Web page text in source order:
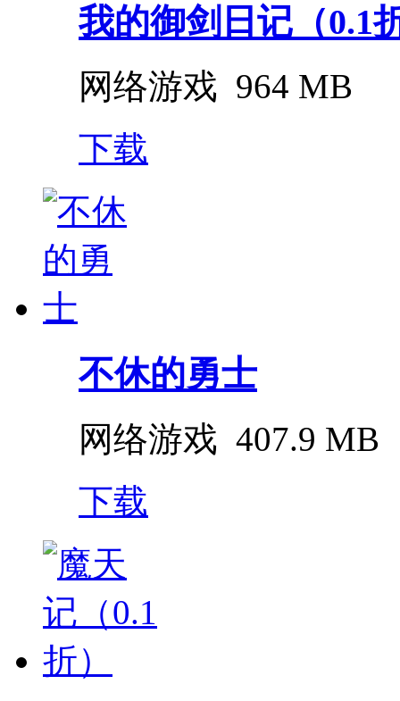
我的御剑日记（0.1
网络游戏 964 MB
下载
不休的勇士
网络游戏 407.9 MB
下载